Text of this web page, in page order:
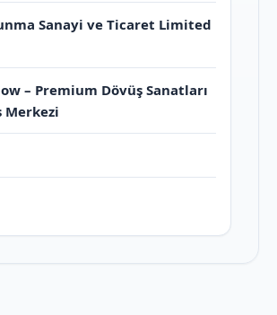
Sanayi ve Ticaret Limited
– Premium Dövüş Sanatları
Merkezi